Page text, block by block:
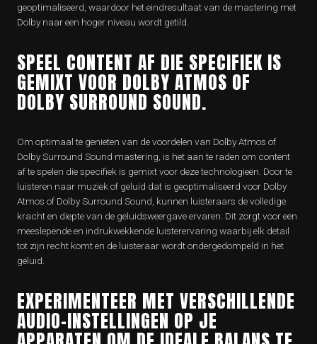
geoptimaliseerd, waardoor het eindresultaat van de mastering met
Dolby naar een hoger niveau wordt getild.
SPEEL CONTENT AF DIE SPECIFIEK IS
GEMIXT VOOR DOLBY ATMOS OF
DOLBY SURROUND SOUND.
Om optimaal te genieten van de voordelen van Dolby Atmos of
Dolby Surround Sound mastering, is het aan te raden om content
af te spelen die specifiek is gemixt voor deze technologieën. Door te
luisteren naar muziek of geluid dat is geoptimaliseerd voor Dolby
Atmos of Dolby Surround Sound, kunnen luisteraars de volledige
kracht en diepte van de geluidsweergave ervaren. Dit zorgt voor een
meeslepende en indrukwekkende luisterervaring waarbij elk detail
tot zijn recht komt en de luisteraar wordt ondergedompeld in het
geluid.
EXPERIMENTEER MET VERSCHILLENDE
AUDIO-INSTELLINGEN OP JE